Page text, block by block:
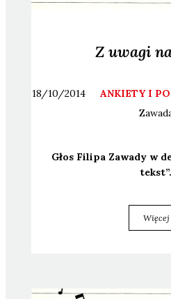
Z uwagi
18/10/2014 ANKIETY I
Głos Fili­pa Zawa­dy w
tekst”.
Więcej